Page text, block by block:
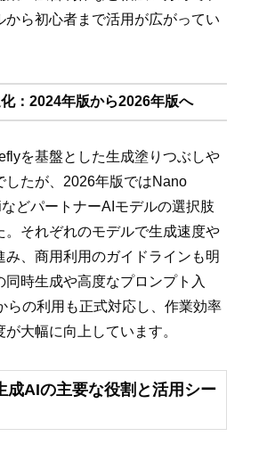
から初心者まで活用が広がってい
：2024年版から2026年版へ
を基盤とした生成塗りつぶしや
したが、2026年版ではNano
どパートナーAIモデルの選択肢
。それぞれのモデルで生成速度や
み、商用利用のガイドラインも明
同時生成や高度なプロンプト入
らの利用も正式対応し、作業効率
大幅に向上しています。
AIの主要な役割と活用シー